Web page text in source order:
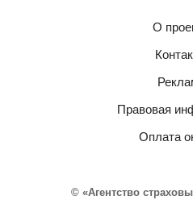
О
Правовая
Оплата
© «Агентство